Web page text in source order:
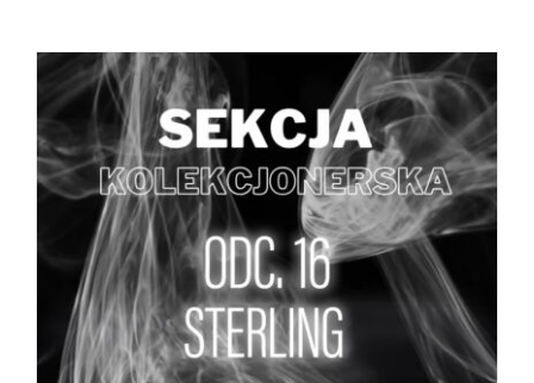
DODAJ DO KOSZYKA / SZCZEGÓŁY